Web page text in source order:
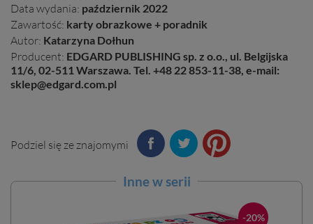
Data wydania: październik 2022
Zawartość: karty obrazkowe + poradnik
Autor: Katarzyna Dołhun
Producent: EDGARD PUBLISHING sp. z o.o., ul. Belgijska
11/6, 02-511 Warszawa. Tel. +48 22 853-11-38, e-mail:
sklep@edgard.com.pl
Podziel się ze znajomymi
Inne w serii
-20%